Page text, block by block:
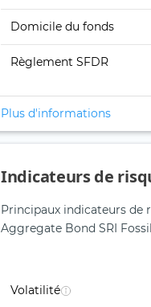
Domicile du fonds
Règlement SFDR
Plus d'informations
Indicateurs de
Principaux indicateurs de
Aggregate Bond SRI
Volatilité